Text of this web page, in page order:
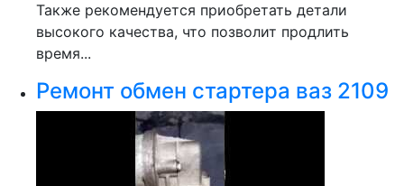
Также рекомендуется приобретать детали
высокого качества, что позволит продлить
время...
Ремонт обмен стартера ваз 2109